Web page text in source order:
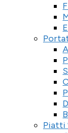
Piatti